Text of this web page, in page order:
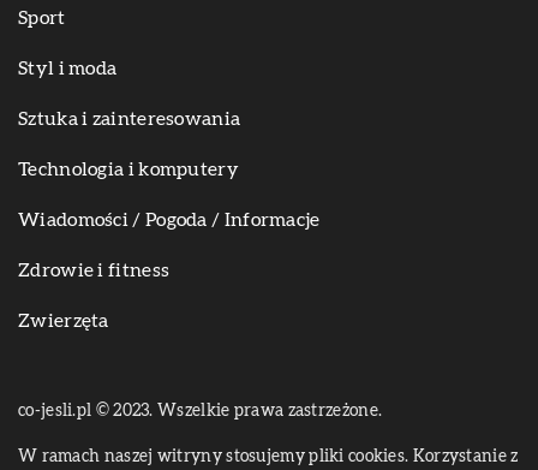
Sport
Styl i moda
Sztuka i zainteresowania
Technologia i komputery
Wiadomości / Pogoda / Informacje
Zdrowie i fitness
Zwierzęta
co-jesli.pl © 2023. Wszelkie prawa zastrzeżone.
W ramach naszej witryny stosujemy pliki cookies. Korzystanie z